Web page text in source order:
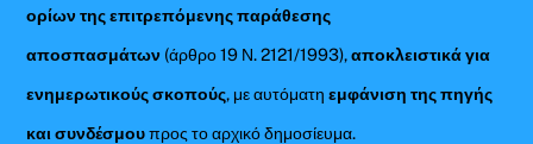
ορίων της επιτρεπόμενης παράθεσης
αποσπασμάτων (άρθρο 19 Ν. 2121/1993),αποκλειστικά για
ενημερωτικούς σκοπούς, με αυτόματηεμφάνιση της πηγής
και συνδέσμουπρος το αρχικό δημοσίευμα.